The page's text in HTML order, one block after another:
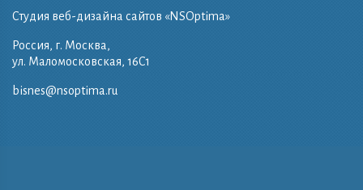
Студия веб-дизайна сайтов «NSOptima»
Россия, г. Москва,
ул. Маломосковская, 16C1
bisnes@nsoptima.ru